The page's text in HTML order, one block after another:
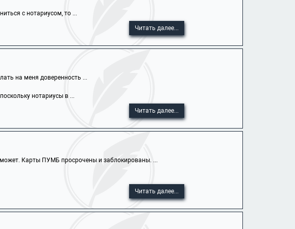
с нотариусом, то ...
Читать далее...
на меня доверенность ...
нотариусы в ...
Читать далее...
Карты ПУМБ просрочены и заблокированы. ...
Читать далее...